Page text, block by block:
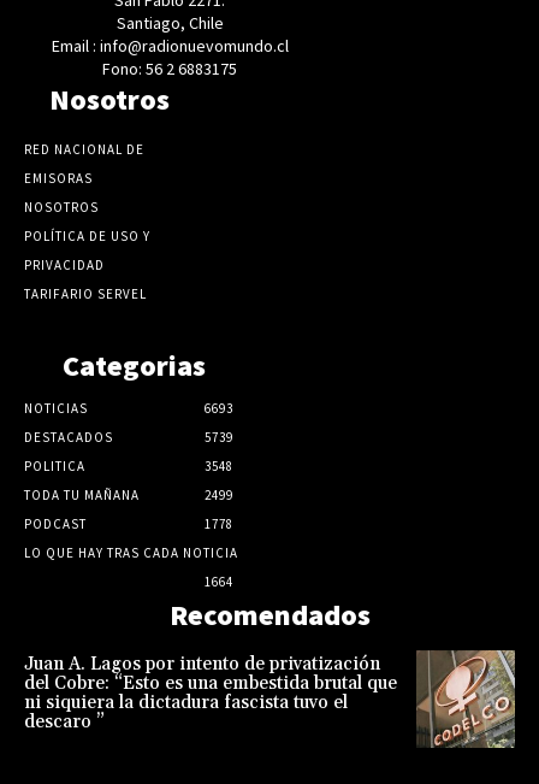
Santiago, Chile
Email : info@radionuevomundo.cl
Fono: 56 2 6883175
Nosotros
RED NACIONAL DE
EMISORAS
NOSOTROS
POLÍTICA DE USO Y
PRIVACIDAD
TARIFARIO SERVEL
Categorias
NOTICIAS
6693
DESTACADOS
5739
POLITICA
3548
TODA TU MAÑANA
2499
PODCAST
1778
LO QUE HAY TRAS CADA NOTICIA
1664
Recomendados
Juan A. Lagos por intento de privatización
del Cobre: “Esto es una embestida brutal que
ni siquiera la dictadura fascista tuvo el
descaro ”